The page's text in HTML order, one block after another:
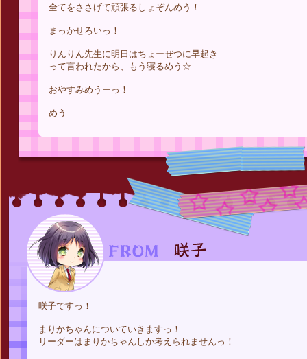
全てをささげて頑張るしょぞんめう！
まっかせろいっ！
りんりん先生に明日はちょーぜつに早起き
って言われたから、もう寝るめう☆
おやすみめうーっ！
めう
咲子ですっ！
まりかちゃんについていきますっ！
リーダーはまりかちゃんしか考えられませんっ！